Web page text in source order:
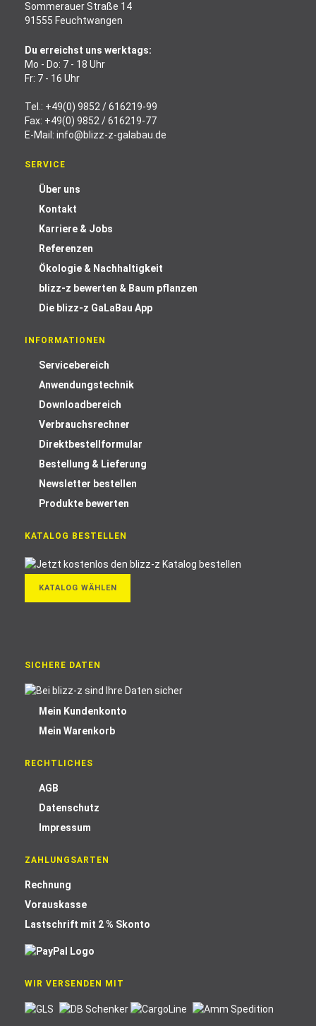
Sommerauer Straße 14
91555 Feuchtwangen
Du erreichst uns werktags:
Mo - Do: 7 - 18 Uhr
Fr: 7 - 16 Uhr
Tel.: +49(0) 9852 / 616219-99
Fax: +49(0) 9852 / 616219-77
E-Mail: info@blizz-z-galabau.de
SERVICE
Über uns
Kontakt
Karriere & Jobs
Referenzen
Ökologie & Nachhaltigkeit
blizz-z bewerten & Baum pflanzen
Die blizz-z GaLaBau App
INFORMATIONEN
Servicebereich
Anwendungstechnik
Downloadbereich
Verbrauchsrechner
Direktbestellformular
Bestellung & Lieferung
Newsletter bestellen
Produkte bewerten
KATALOG BESTELLEN
KATALOG WÄHLEN
SICHERE DATEN
Mein Kundenkonto
Mein Warenkorb
RECHTLICHES
AGB
Datenschutz
Impressum
ZAHLUNGSARTEN
Rechnung
Vorauskasse
Lastschrift mit 2 % Skonto
WIR VERSENDEN MIT